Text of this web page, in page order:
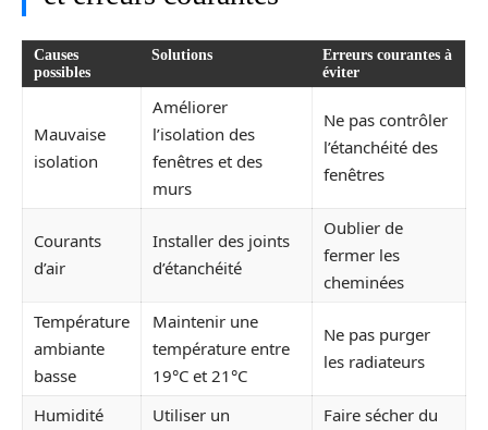
Causes
possibles
Solutions
Erreurs courantes à
éviter
Mauvaise
isolation
Améliorer
l’isolation des
fenêtres et des
murs
Ne pas contrôler
l’étanchéité des
fenêtres
Courants
d’air
Installer des joints
d’étanchéité
Oublier de
fermer les
cheminées
Température
ambiante
basse
Maintenir une
température entre
19°C et 21°C
Ne pas purger
les radiateurs
Humidité
Utiliser un
Faire sécher du